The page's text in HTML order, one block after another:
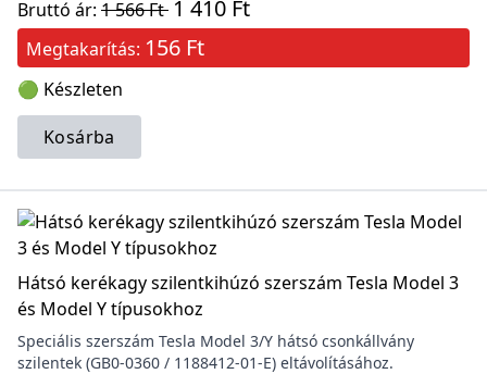
Bruttó ár: 1 566 Ft 1 410 Ft
Megtakarítás: 156 Ft
🟢 Készleten
Kosárba
Hátsó kerékagy szilentkihúzó szerszám Tesla Model 3
és Model Y típusokhoz
Speciális szerszám Tesla Model 3/Y hátsó csonkállvány
szilentek (GB0-0360 / 1188412-01-E) eltávolításához.